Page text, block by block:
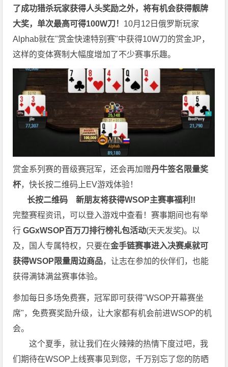
了成功猎杀玩家获得人头奖励之外，将有机会获得靓牌
大奖，单次最高可得100W刀！ 10月12日俄罗斯玩家
Alphab就在"赏金快速特别赛"中获得10W刀的赏金JP，
这样的变体赛制大幅度增加了不少赛事乐趣。
赏金系列赛的晋级赛冠军，还会再加赠丹牛签名限量奖
杯，快长按二维码上EV游戏体验！
长按二维码新朋友将获得WSOP主赛事福利!!
完整赛程资讯，可以登入游戏中查看！赛事期间也有举
行 GGxWSOP百万刀排行榜礼包活动(天天发奖)。以
及，国人专属特权，只要在金手链赛事进入决赛桌就可
获得WSOP限量周边商品，让志在参加的伙伴们，也能
获得满钵满盆赛事体验。
参加每日多场免费赛，冠军即可获得"WSOP开幕赛坐
席"，免费赛奖励升级，让大家都有机会前进WSOP的机
会。
这个夏季，就让我们在火辣辣的热情下度过吧，我
们期待在WSOP上线赛事见到您，千万别忘了您的防晒